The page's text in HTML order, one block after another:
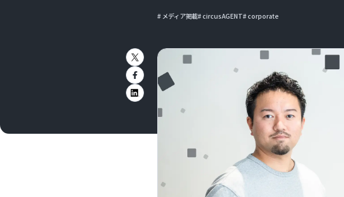
メディア掲載 circusAGENT corporate